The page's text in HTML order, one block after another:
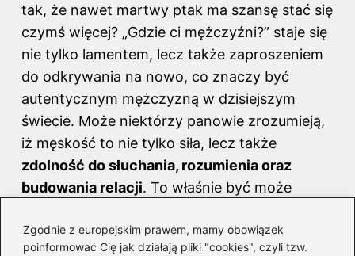
Zgodnie z europejskim prawem, mamy obowiązek
poinformować Cię jak działają pliki "cookies", czyli tzw.
tak, że nawet martwy ptak ma szansę stać się
czymś więcej? „Gdzie ci mężczyźni?” staje się
nie tylko lamentem, lecz także zaproszeniem
do odkrywania na nowo, co znaczy być
autentycznym mężczyzną w dzisiejszym
świecie. Może niektórzy panowie zrozumieją,
iż męskość to nie tylko siła, lecz także
zdolność do słuchania, rozumienia oraz
budowania relacji. To właśnie być może
piosenka.